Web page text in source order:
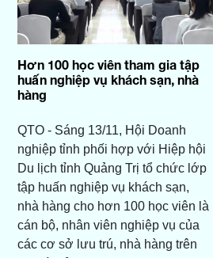
Hơn 100 học viên tham gia tập
huấn nghiệp vụ khách sạn, nhà
hàng
QTO - Sáng 13/11, Hội Doanh
nghiệp tỉnh phối hợp với Hiệp hội
Du lịch tỉnh Quảng Trị tổ chức lớp
tập huấn nghiệp vụ khách sạn,
nhà hàng cho hơn 100 học viên là
cán bộ, nhân viên nghiệp vụ của
các cơ sở lưu trú, nhà hàng trên